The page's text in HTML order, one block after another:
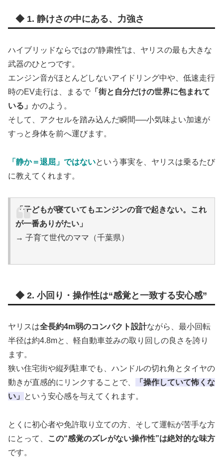
◆ 1. 静けさの中にある、力強さ
ハイブリッドならではの“静粛性”は、ヤリスの最も大きな
武器のひとつです。
エンジン音がほとんどしないアイドリング中や、低速走行
時のEV走行は、まるで 「街と自分だけの世界に包まれて
いる」 かのよう。
そして、アクセルを踏み込んだ瞬間──小気味よい加速が
すっと身体を前へ運びます。
「静か＝退屈」ではないという事実を、ヤリスは乗るたび
に教えてくれます。
「子どもが寝ていてもエンジンの音で起きない。これ
が一番ありがたい」
→ 子育て世代のママ（千葉県）
◆ 2. 小回り・操作性は“感覚と一致する安心感”
ヤリスは全長約4m弱のコンパクト設計ながら、最小回転
半径は約4.8mと、軽自動車並みの取り回しの良さを誇り
ます。
狭い住宅街や縦列駐車でも、ハンドルの切れ角とタイヤの
動きが直感的にリンクすることで、
「操作していて怖くな
い」
という安心感を与えてくれます。
とくに初心者や免許取り立ての方、そして運転が苦手な方
にとって、
この“感覚のズレがない操作性”は絶対的な味方
です。